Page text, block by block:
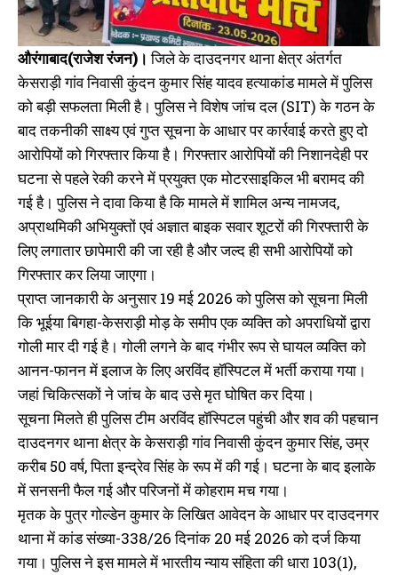
में हुई थी नबीनगर व्यापार मंडल अध्यक्ष
की हत्या, मामले में दो गिरफ्तार
December 9, 2024
In "औरंगाबाद"
गिरफ्तार, टॉप टेन अपराधियों की लिस्ट
में था शुमार
October 6, 2023
In "औरंगाबाद"
खैरा नहर लूट कांड का पुलिस ने किया
उद्भेदन, सभी लुटेरे लूट के माल के साथ
गिरफ्तार
December 3, 2022
In "औरंगाबाद"
औरंगाबाद(राजेश रंजन)। जिले के दाउदनगर थाना क्षेत्र अंतर्गत
केसराड़ी गांव निवासी कुंदन कुमार सिंह यादव हत्याकांड मामले में पुलिस
को बड़ी सफलता मिली है। पुलिस ने विशेष जांच दल (SIT) के गठन के
बाद तकनीकी साक्ष्य एवं गुप्त सूचना के आधार पर कार्रवाई करते हुए दो
आरोपियों को गिरफ्तार किया है। गिरफ्तार आरोपियों की निशानदेही पर
घटना से पहले रेकी करने में प्रयुक्त एक मोटरसाइकिल भी बरामद की
गई है। पुलिस ने दावा किया है कि मामले में शामिल अन्य नामजद,
अप्राथमिकी अभियुक्तों एवं अज्ञात बाइक सवार शूटरों की गिरफ्तारी के
लिए लगातार छापेमारी की जा रही है और जल्द ही सभी आरोपियों को
गिरफ्तार कर लिया जाएगा।
प्राप्त जानकारी के अनुसार 19 मई 2026 को पुलिस को सूचना मिली
कि भूईया बिगहा-केसराड़ी मोड़ के समीप एक व्यक्ति को अपराधियों द्वारा
गोली मार दी गई है। गोली लगने के बाद गंभीर रूप से घायल व्यक्ति को
आनन-फानन में इलाज के लिए अरविंद हॉस्पिटल में भर्ती कराया गया।
जहां चिकित्सकों ने जांच के बाद उसे मृत घोषित कर दिया।
सूचना मिलते ही पुलिस टीम अरविंद हॉस्पिटल पहुंची और शव की पहचान
दाउदनगर थाना क्षेत्र के केसराड़ी गांव निवासी कुंदन कुमार सिंह, उम्र
करीब 50 वर्ष, पिता इन्द्रेव सिंह के रूप में की गई। घटना के बाद इलाके
में सनसनी फैल गई और परिजनों में कोहराम मच गया।
मृतक के पुत्र गोल्डेन कुमार के लिखित आवेदन के आधार पर दाउदनगर
थाना में कांड संख्या-338/26 दिनांक 20 मई 2026 को दर्ज किया
गया। पुलिस ने इस मामले में भारतीय न्याय संहिता की धारा 103(1),